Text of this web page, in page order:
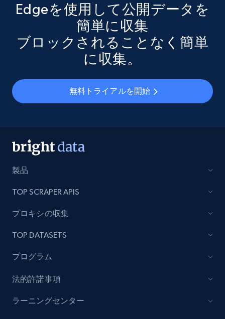
Edgeを使用して公開データを
簡単に収集
ブロックされることなく簡単
に収集。
無料トライアルを開始
製品
TOP SCRAPER APIS
プロキシの収集
TOP DATASETS
プログラム
法的許諾事項
ラーニングセンター